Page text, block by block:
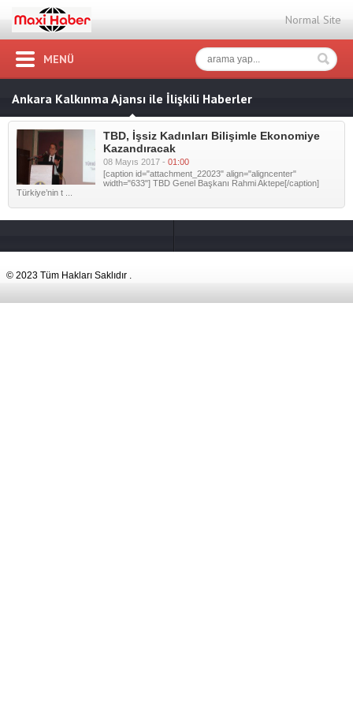
Normal Site
MENÜ
Ankara Kalkınma Ajansı ile İlişkili Haberler
TBD, İşsiz Kadınları Bilişimle Ekonomiye
Kazandıracak
08 Mayıs 2017 - 01:00
[caption id="attachment_22023" align="aligncenter"
width="633"] TBD Genel Başkanı Rahmi Aktepe[/caption]
Türkiye’nin t ...
© 2023 Tüm Hakları Saklıdır .